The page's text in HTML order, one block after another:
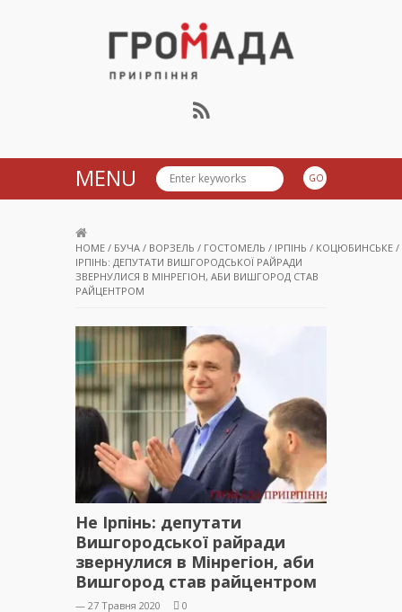
Громада Приірпіння
MENU
HOME / БУЧА / ВОРЗЕЛЬ / ГОСТОМЕЛЬ / ІРПІНЬ / КОЦЮБИНСЬКЕ /
ІРПІНЬ: ДЕПУТАТИ ВИШГОРОДСЬКОЇ РАЙРАДИ
ЗВЕРНУЛИСЯ В МІНРЕГІОН, АБИ ВИШГОРОД СТАВ
РАЙЦЕНТРОМ
Не Ірпінь: депутати
Вишгородської райради
звернулися в Мінрегіон, аби
Вишгород став райцентром
— 27 Травня 2020 0